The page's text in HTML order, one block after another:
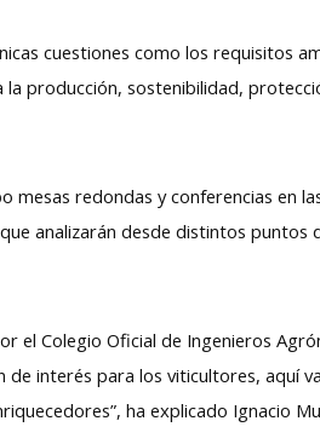
cuestiones como los requisitos
producción, sostenibilidad,
mesas redondas y conferencias en
analizarán desde distintos
Colegio Oficial de Ingenieros
interés para los viticultores, aquí
ha explicado Ignacio